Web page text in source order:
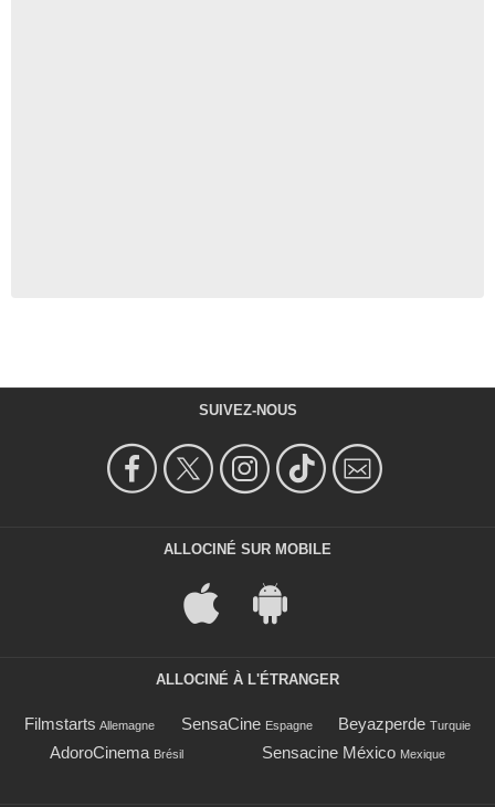
SUIVEZ-NOUS
ALLOCINÉ SUR MOBILE
ALLOCINÉ À L'ÉTRANGER
Filmstarts Allemagne SensaCine Espagne Beyazperde Turquie
AdoroCinema Brésil Sensacine México Mexique